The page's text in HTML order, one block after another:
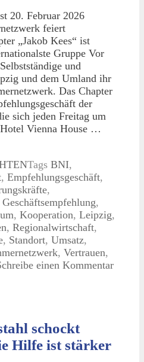
20. Februar 2026
feiert
„Jakob Kees“ ist
Gruppe Vor
und
und dem Umland ihr
Das Chapter
der
sich jeden Freitag um
Vienna House …
Tags BNI,
, Empfehlungsgeschäft,
,
Geschäftsempfehlung,
, Kooperation, Leipzig,
, Regionalwirtschaft,
, Standort, Umsatz,
, Vertrauen,
einen Kommentar
schockt
Hilfe ist stärker